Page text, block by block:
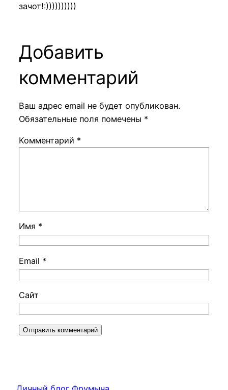
зачот!:))))))))))
Добавить
комментарий
Ваш адрес email не будет опубликован.
Обязательные поля помечены *
Комментарий *
Имя *
Email *
Сайт